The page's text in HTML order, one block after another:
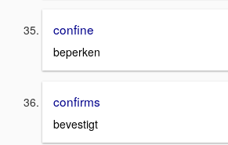
confine
beperken
confirms
bevestigt